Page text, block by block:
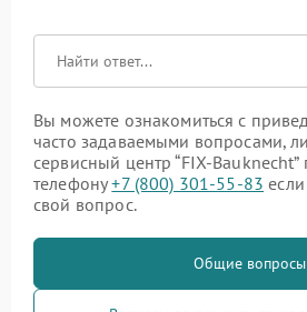
Вы можете ознакомиться с
часто задаваемыми вопросами,
сервисный центр “FIX-
телефону+7 (800) 301-55-83
свой вопрос.
Общие вопросы